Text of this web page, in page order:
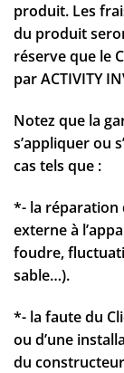
produit. Les
du produit
réserve que le
par ACTIVITY
Notez que la
s’appliquer ou
cas tels que :
*- la réparation
externe à
foudre,
sable…).
*- la faute du
ou d’une
du